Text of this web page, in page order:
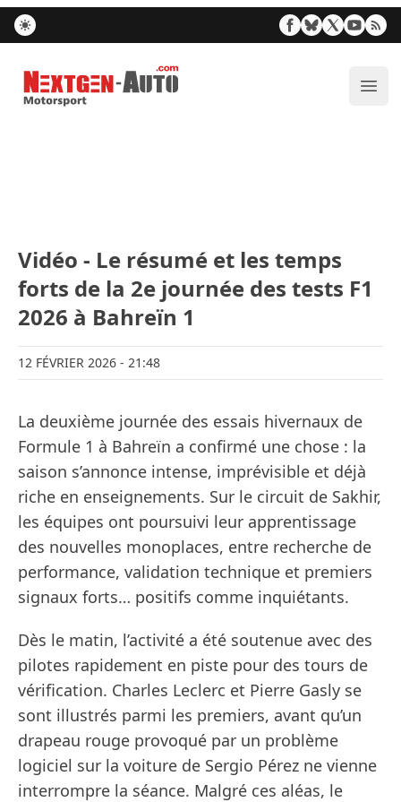
Nextgen-Auto.com
Vidéo - Le résumé et les temps
forts de la 2e journée des tests F1
2026 à Bahreïn 1
12 FÉVRIER 2026 - 21:48
La deuxième journée des essais hivernaux de
Formule 1 à Bahreïn a confirmé une chose : la
saison s’annonce intense, imprévisible et déjà
riche en enseignements. Sur le circuit de Sakhir,
les équipes ont poursuivi leur apprentissage
des nouvelles monoplaces, entre recherche de
performance, validation technique et premiers
signaux forts… positifs comme inquiétants.
Dès le matin, l’activité a été soutenue avec des
pilotes rapidement en piste pour des tours de
vérification. Charles Leclerc et Pierre Gasly se
sont illustrés parmi les premiers, avant qu’un
drapeau rouge provoqué par un problème
logiciel sur la voiture de Sergio Pérez ne vienne
interrompre la séance. Malgré ces aléas, le